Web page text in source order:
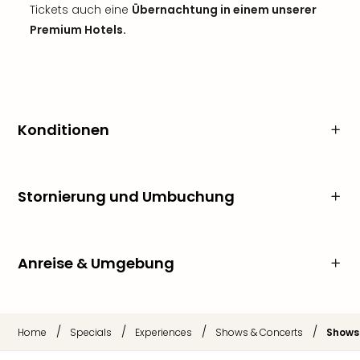
Tickets auch eine Übernachtung in einem unserer
Premium Hotels.
Konditionen
Stornierung und Umbuchung
Anreise & Umgebung
Home / Specials / Experiences / Shows & Concerts / Shows